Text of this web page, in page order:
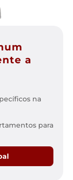
a
na
para